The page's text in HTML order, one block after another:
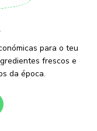
para o teu
frescos e
da época.